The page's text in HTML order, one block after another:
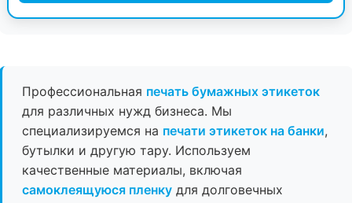
Профессиональная печать бумажных этикеток
для различных нужд бизнеса. Мы
специализируемся на печати этикеток на банки,
бутылки и другую тару. Используем
качественные материалы, включая
самоклеящуюся пленку для долговечных